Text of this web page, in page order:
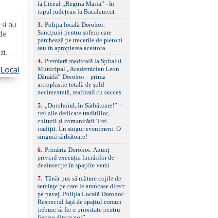
au
Local
panoramică, geamuri
spate fumurii Carlig de
remorcare Bonus: -
Covorașe textile montate
pe mașină. -Ofer și un
set de covorașe din
împreună cu un set de
anvelope de iarnă.
la Liceul „Regina Maria” - în
topul județean la Bacalaureat
3. Poliția locală Dorohoi:
Sancțiuni pentru șoferii care
parchează pe trecerile de pietoni
sau în apropierea acestora
4. Premieră medicală la Spitalul
Municipal „Academician Leon
Dănăilă” Dorohoi – prima
artroplastie totală de șold
necimentată, realizată cu succes
5.
„Dorohoiul, în Sărbătoare!” –
trei zile dedicate tradițiilor,
culturii și comunității Trei
tradiții. Un singur eveniment. O
singură sărbătoare!
6. Primăria Dorohoi: Anunț
privind execuția lucrărilor de
dezinsecție în spațiile verzi
7. Tânăr pus să măture cojile de
seminţe pe care le aruncase direct
pe pavaj. Poliţia Locală Dorohoi:
Respectul față de spațiul comun
trebuie să fie o prioritate pentru